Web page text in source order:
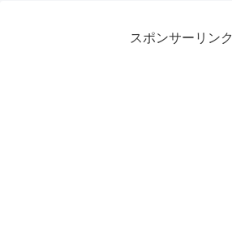
スポンサーリンク